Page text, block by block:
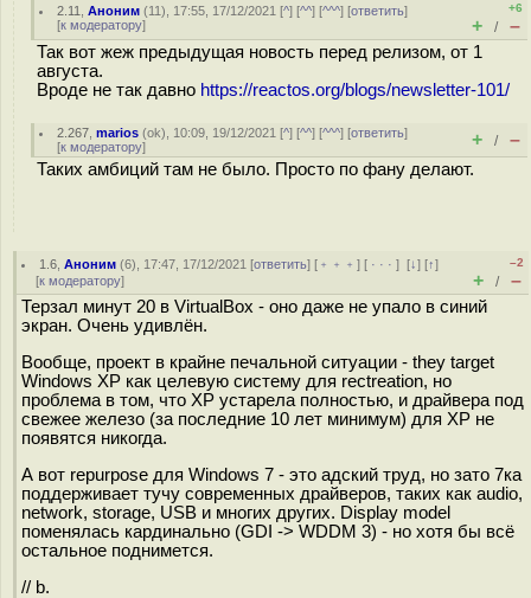
2.11 ,Аноним (11), 17:55, 17/12/2021 [^] [^^] [^^^] [ответить]
[к модератору]
+6
+ / –
Так вот жеж предыдущая новость перед релизом, от 1
августа.
Вроде не так давно https://reactos.org/blogs/newsletter-101/
2.267 ,marios (ok), 10:09, 19/12/2021 [^] [^^] [^^^] [ответить]
[к модератору] + / –
Таких амбиций там не было. Просто по фану делают.
1.6 ,Аноним (6), 17:47, 17/12/2021 [ответить] [ ﹢﹢﹢] [ · · ·][↓] [↑]
[к модератору]
–2
+ / –
Терзал минут 20 в VirtualBox - оно даже не упало в синий
экран. Очень удивлён.
Вообще, проект в крайне печальной ситуации - they target
Windows XP как целевую систему для rectreation, но
проблема в том, что XP устарела полностью, и драйвера под
свежее железо (за последние 10 лет минимум) для XP не
появятся никогда.
А вот repurpose для Windows 7 - это адский труд, но зато 7ка
поддерживает тучу современных драйверов, таких как audio,
network, storage, USB и многих других. Display model
поменялась кардинально (GDI -> WDDM 3) - но хотя бы всё
остальное поднимется.
// b.